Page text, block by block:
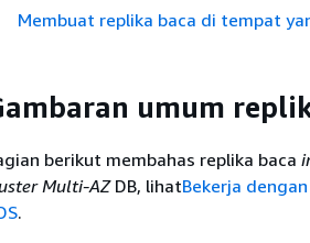
Membuat replika baca di tempat
umum
berikut membahas replika baca
Multi-AZ DB, lihatBekerja
.